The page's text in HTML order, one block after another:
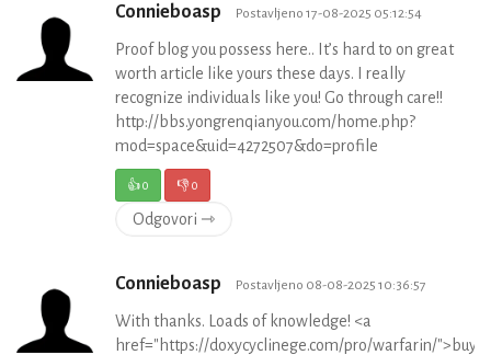
Connieboasp Postavljeno 17-08-2025 05:12:54
Proof blog you possess here.. It’s hard to on great
worth article like yours these days. I really
recognize individuals like you! Go through care!!
http://bbs.yongrenqianyou.com/home.php?
mod=space&uid=4272507&do=profile
👍0 👎0
Odgovori ⇾
Connieboasp Postavljeno 08-08-2025 10:36:57
With thanks. Loads of knowledge! <a
href="https://doxycyclinege.com/pro/warfarin/">buy